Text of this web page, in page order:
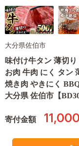
大分県佐伯市
味付け牛タン 薄切
お肉 牛肉 にく タン
焼き肉 やきにく
大分県 佐伯市【
寄付金額 11,000